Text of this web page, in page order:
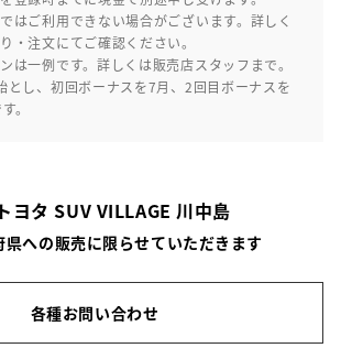
はご利用できない場合がございます。詳しく
・注文にてご確認ください。
は一例です。詳しくは販売店スタッフまで。
とし、初回ボーナスを7月、2回目ボーナスを
。
ヨタ SUV VILLAGE 川中島
県への販売に限らせていただきます
各種お問い合わせ